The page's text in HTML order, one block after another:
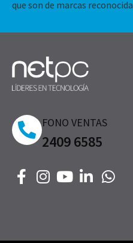
que son de marcas
FONO VENTAS
2409 6585